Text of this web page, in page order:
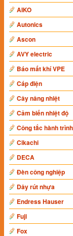
AIKO
Autonics
Ascon
AVY electric
Báo mất khí VPE
Cáp điện
Cây nâng nhiệt
Cảm biến nhiệt độ
Công tắc hành trình
Cikachi
DECA
Đèn công nghiệp
Dây rút nhựa
Endress Hauser
Fuji
Fox